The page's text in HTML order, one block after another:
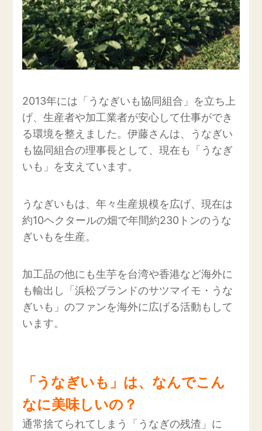
2013年には「うなぎいも協同組合」を立ち上
げ、生産者や加工業者が安心して仕事ができ
る環境を整えました。伊藤さんは、うなぎい
も協同組合の理事長として、現在も「うなぎ
いも」を支えています。
うなぎいもは、年々生産規模を広げ、現在は
約10ヘクタールの畑で年間約230トンのうな
ぎいもを生産。
加工品の他にも生芋を台湾や香港など海外に
も輸出し「浜松ブランドのサツマイモ・うな
ぎいも」のファンを海外に広げる活動もして
います。
「うなぎいも」は、なんでこん
なに美味しいの？
通常捨てられてしまう「うなぎの残渣」に